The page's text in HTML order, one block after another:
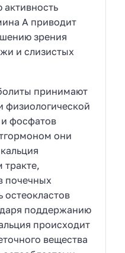
A приводит
зрения
и слизистых
принимают
физиологической
фосфатов
они
почечных
остеокластов
поддержанию
происходит
вещества